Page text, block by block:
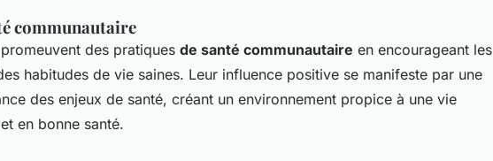
communautaire
des pratiques de santé communautaire en encourageant les
habitudes de vie saines. Leur influence positive se manifeste par une
des enjeux de santé, créant un environnement propice à une vie
en bonne santé.